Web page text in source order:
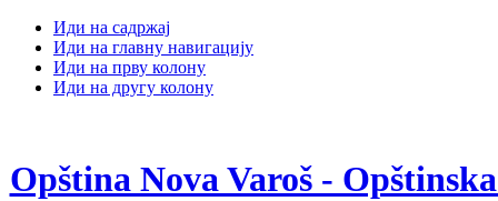
Иди на садржај
Иди на главну навигацију
Иди на прву колону
Иди на другу колону
Opština Nova Varoš -